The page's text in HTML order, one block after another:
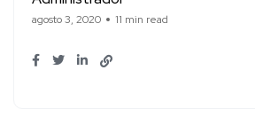
agosto 3, 2020 11 min read